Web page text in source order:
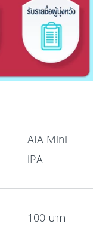
AIA Mini
iPA
100 บาท